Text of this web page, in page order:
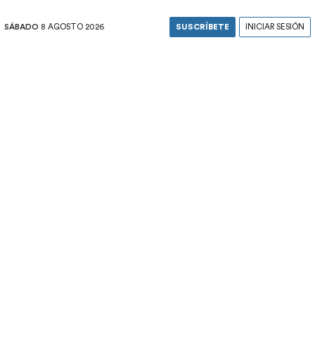
SÁBADO 8 AGOSTO 2026 SUSCRÍBETE INICIAR SESIÓN